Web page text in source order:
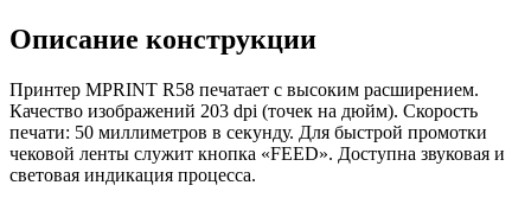
Описание конструкции
Принтер MPRINT R58 печатает с высоким расширением.
Качество изображений 203 dpi (точек на дюйм). Скорость
печати: 50 миллиметров в секунду. Для быстрой промотки
чековой ленты служит кнопка «FEED». Доступна звуковая и
световая индикация процесса.